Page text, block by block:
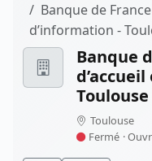
Banque de
d’information -
Banque
Toulouse
Toulouse
Fermé ·